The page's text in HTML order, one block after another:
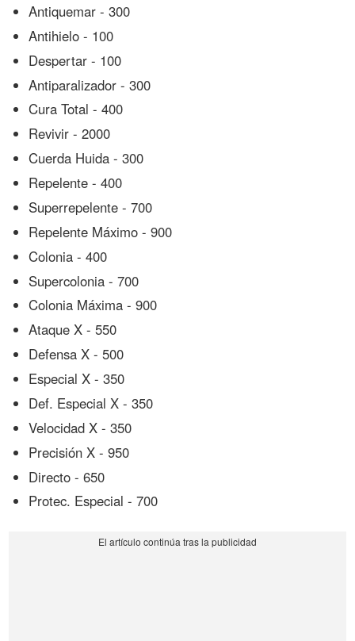
Antiquemar - 300
Antihielo - 100
Despertar - 100
Antiparalizador - 300
Cura Total - 400
Revivir - 2000
Cuerda Huida - 300
Repelente - 400
Superrepelente - 700
Repelente Máximo - 900
Colonia - 400
Supercolonia - 700
Colonia Máxima - 900
Ataque X - 550
Defensa X - 500
Especial X - 350
Def. Especial X - 350
Velocidad X - 350
Precisión X - 950
Directo - 650
Protec. Especial - 700